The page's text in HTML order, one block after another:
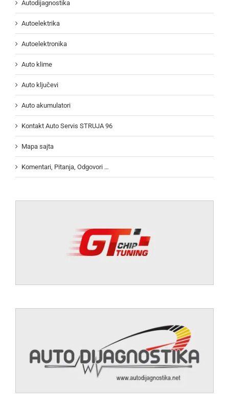
Autodijagnostika
Autoelektrika
Autoelektronika
Auto klime
Auto ključevi
Auto akumulatori
Kontakt Auto Servis STRUJA 96
Mapa sajta
Komentari, Pitanja, Odgovori …